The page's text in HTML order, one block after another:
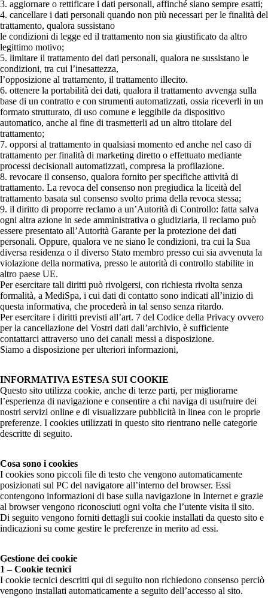
3. aggiornare o rettificare i dati personali, affinché siano sempre esatti;
4. cancellare i dati personali quando non più necessari per le finalità del
trattamento, qualora sussistano
le condizioni di legge ed il trattamento non sia giustificato da altro
legittimo motivo;
5. limitare il trattamento dei dati personali, qualora ne sussistano le
condizioni, tra cui l’inesattezza,
l’opposizione al trattamento, il trattamento illecito.
6. ottenere la portabilità dei dati, qualora il trattamento avvenga sulla
base di un contratto e con strumenti automatizzati, ossia riceverli in un
formato strutturato, di uso comune e leggibile da dispositivo
automatico, anche al fine di trasmetterli ad un altro titolare del
trattamento;
7. opporsi al trattamento in qualsiasi momento ed anche nel caso di
trattamento per finalità di marketing diretto o effettuato mediante
processi decisionali automatizzati, compresa la profilazione.
8. revocare il consenso, qualora fornito per specifiche attività di
trattamento. La revoca del consenso non pregiudica la liceità del
trattamento basata sul consenso svolto prima della revoca stessa;
9. il diritto di proporre reclamo a un’Autorità di Controllo: fatta salva
ogni altra azione in sede amministrativa o giudiziaria, il reclamo può
essere presentato all’Autorità Garante per la protezione dei dati
personali. Oppure, qualora ve ne siano le condizioni, tra cui la Sua
diversa residenza o il diverso Stato membro presso cui sia avvenuta la
violazione della normativa, presso le autorità di controllo stabilite in
altro paese UE.
Per esercitare tali diritti può rivolgersi, con richiesta rivolta senza
formalità, a MediSpa, i cui dati di contatto sono indicati all’inizio di
questa informativa, che procederà in tal senso senza ritardo.
Per esercitare i diritti previsti all’art. 7 del Codice della Privacy ovvero
per la cancellazione dei Vostri dati dall’archivio, è sufficiente
contattarci attraverso uno dei canali messi a disposizione.
Siamo a disposizione per ulteriori informazioni,
INFORMATIVA ESTESA SUI COOKIE
Questo sito utilizza cookie, anche di terze parti, per migliorarne
l’esperienza di navigazione e consentire a chi naviga di usufruire dei
nostri servizi online e di visualizzare pubblicità in linea con le proprie
preferenze. I cookies utilizzati in questo sito rientrano nelle categorie
descritte di seguito.
Cosa sono i cookies
I cookies sono piccoli file di testo che vengono automaticamente
posizionati sul PC del navigatore all’interno del browser. Essi
contengono informazioni di base sulla navigazione in Internet e grazie
al browser vengono riconosciuti ogni volta che l’utente visita il sito.
Di seguito vengono forniti dettagli sui cookie installati da questo sito e
indicazioni su come gestire le preferenze in merito ad essi.
Gestione dei cookie
1 – Cookie tecnici
I cookie tecnici descritti qui di seguito non richiedono consenso perciò
vengono installati automaticamente a seguito dell’accesso al sito.